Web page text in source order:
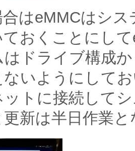
はeMMCはシ
ておくことにし
はドライブ構成
ないようにして
ットに接続して
更新は半日作業